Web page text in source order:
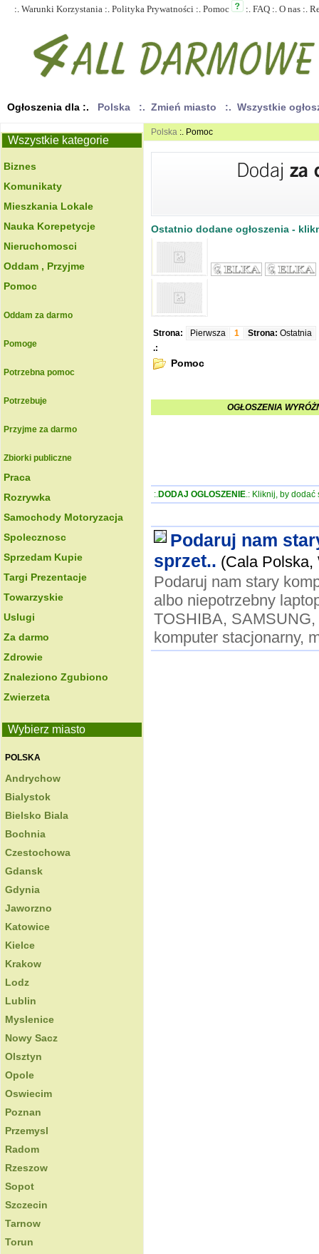
:. Warunki Korzystania :. Polityka Prywatności :. Pomoc :. FAQ :. O nas :.
Ogłoszenia dla :. Polska :. Zmień miasto :. Wszystkie
Wszystkie kategorie
Biznes
Komunikaty
Mieszkania Lokale
Nauka Korepetycje
Nieruchomosci
Oddam , Przyjme
Pomoc
Oddam za darmo
Pomoge
Potrzebna pomoc
Potrzebuje
Przyjme za darmo
Zbiorki publiczne
Praca
Rozrywka
Samochody Motoryzacja
Spolecznosc
Sprzedam Kupie
Targi Prezentacje
Towarzyskie
Uslugi
Za darmo
Zdrowie
Znaleziono Zgubiono
Zwierzeta
Wybierz miasto
POLSKA
Andrychow
Bialystok
Bielsko Biala
Bochnia
Czestochowa
Gdansk
Gdynia
Jaworzno
Katowice
Kielce
Krakow
Lodz
Lublin
Myslenice
Nowy Sacz
Olsztyn
Opole
Oswiecim
Poznan
Przemysl
Radom
Rzeszow
Sopot
Szczecin
Tarnow
Torun
Polska :. Pomoc
Ostatnio dodane ogłoszenia -
Strona: Pierwsza 1 Strona: Ostatnia
.:
Pomoc
OGŁOSZENIA
:.DODAJ OGLOSZENIE.: Kliknij, by dodać
Podaruj nam
sprzet.. (Cala
Podaruj nam stary
albo niepotrzebny
TOSHIBA,
komputer stacjonarny,